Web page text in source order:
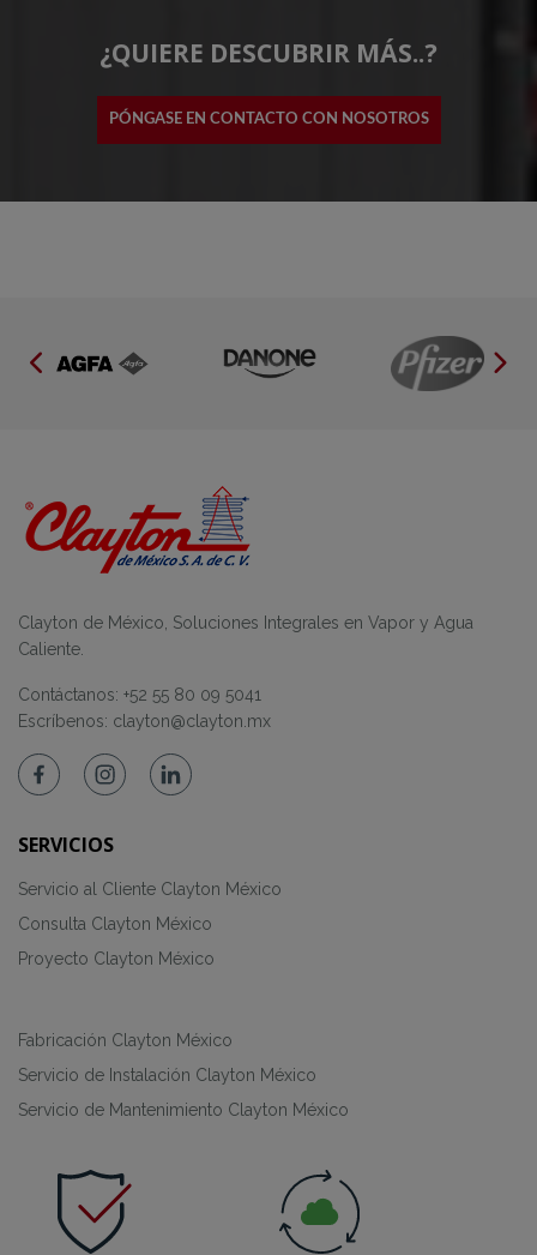
¿QUIERE DESCUBRIR MÁS..?
PÓNGASE EN CONTACTO CON NOSOTROS
Clayton de México, Soluciones Integrales en Vapor y Agua
Caliente.
Contáctanos: +52 55 80 09 5041
Escríbenos: clayton@clayton.mx
SERVICIOS
Servicio al Cliente Clayton México
Consulta Clayton México
Proyecto Clayton México
Fabricación Clayton México
Servicio de Instalación Clayton México
Servicio de Mantenimiento Clayton México